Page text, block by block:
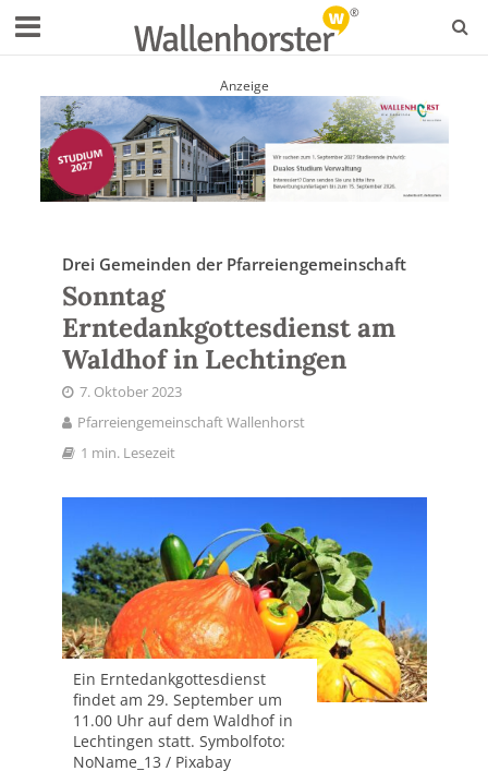
Anzeige
Drei Gemeinden der Pfarreiengemeinschaft
Sonntag
Erntedankgottesdienst am
Waldhof in Lechtingen
7. Oktober 2023
Pfarreiengemeinschaft Wallenhorst
1 min. Lesezeit
Ein Erntedankgottesdienst
findet am 29. September um
11.00 Uhr auf dem Waldhof in
Lechtingen statt. Symbolfoto:
NoName_13 / Pixabay